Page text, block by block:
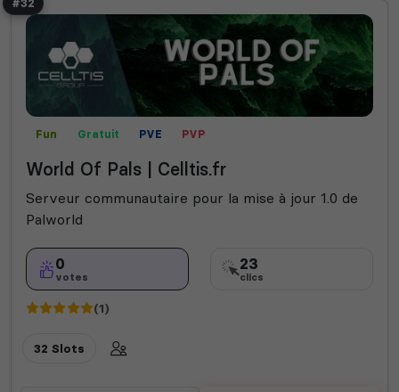
Fun Gratuit PVE PVP
World Of Pals | Celltis.fr
Serveur communautaire pour la mise à jour 1.0 de
Palworld
0
votes
23
clics
(1)
32 Slots